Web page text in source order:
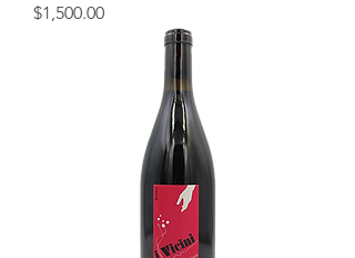
價格
$1,500.00